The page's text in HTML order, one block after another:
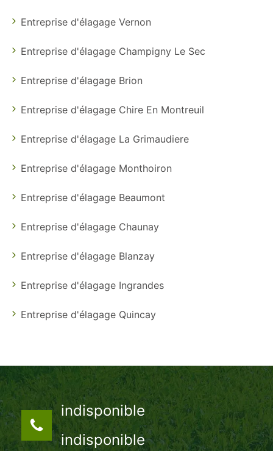
Entreprise d'élagage Vernon
Entreprise d'élagage Champigny Le Sec
Entreprise d'élagage Brion
Entreprise d'élagage Chire En Montreuil
Entreprise d'élagage La Grimaudiere
Entreprise d'élagage Monthoiron
Entreprise d'élagage Beaumont
Entreprise d'élagage Chaunay
Entreprise d'élagage Blanzay
Entreprise d'élagage Ingrandes
Entreprise d'élagage Quincay
indisponible
indisponible